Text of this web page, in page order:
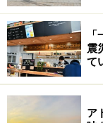
震
て
ア